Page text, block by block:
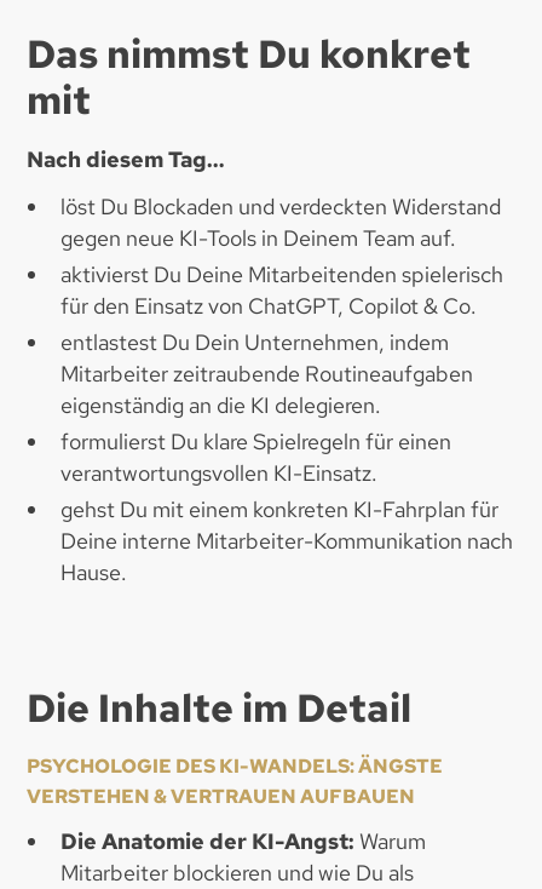
Das nimmst Du konkret
mit
Nach diesem Tag…
löst Du Blockaden und verdeckten Widerstand
gegen neue KI-Tools in Deinem Team auf.
aktivierst Du Deine Mitarbeitenden spielerisch
für den Einsatz von ChatGPT, Copilot & Co.
entlastest Du Dein Unternehmen, indem
Mitarbeiter zeitraubende Routineaufgaben
eigenständig an die KI delegieren.
formulierst Du klare Spielregeln für einen
verantwortungsvollen KI-Einsatz.
gehst Du mit einem konkreten KI-Fahrplan für
Deine interne Mitarbeiter-Kommunikation nach
Hause.
Die Inhalte im Detail
PSYCHOLOGIE DES KI-WANDELS: ÄNGSTE
VERSTEHEN & VERTRAUEN AUFBAUEN
Die Anatomie der KI-Angst: Warum
Mitarbeiter blockieren und wie Du als